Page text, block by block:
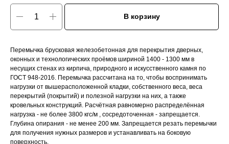
В корзину
Перемычка брусковая железобетонная для перекрытия дверных,
оконных и технологических проёмов шириной 1400 - 1300 мм в
несущих стенах из кирпича, природного и искусственного камня по
ГОСТ 948-2016. Перемычка рассчитана на то, чтобы воспринимать
нагрузки от вышерасположенной кладки, собственного веса, веса
перекрытий (покрытий) и полезной нагрузки на них, а также
кровельных конструкций. Расчётная равномерно распределённая
нагрузка - не более 3800 кгс/м , сосредоточенная - запрещается.
Глубина опирания - не менее 200 мм. Запрещается резать перемычки
для получения нужных размеров и устанавливать на боковую
поверхность.